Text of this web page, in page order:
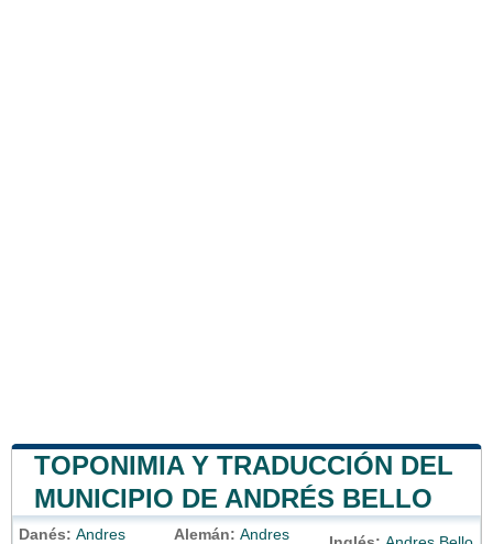
TOPONIMIA Y TRADUCCIÓN DEL
MUNICIPIO DE ANDRÉS BELLO
Danés: Andres
Alemán: Andres